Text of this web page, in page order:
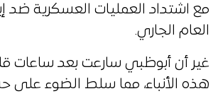
مع اشتداد العمليات العسكرية ضد
العام الجاري.
غير أن أبوظبي سارعت بعد ساعات
هذه الأنباء، مما سلط الضوء على